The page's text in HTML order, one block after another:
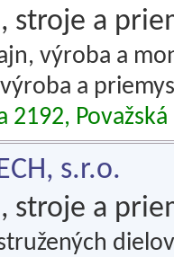
stroje a
výroba a
a
2192,
s.r.o.
stroje a